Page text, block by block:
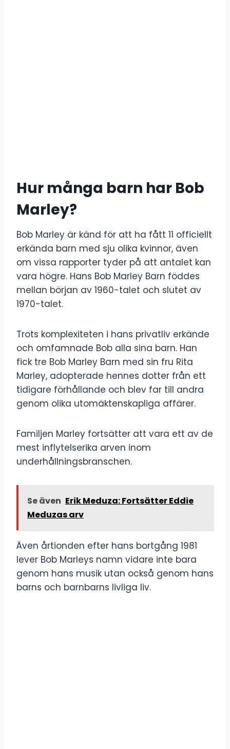
Hur många barn har Bob
Marley?
Bob Marley är känd för att ha fått 11 officiellt
erkända barn med sju olika kvinnor, även
om vissa rapporter tyder på att antalet kan
vara högre. Hans Bob Marley Barn föddes
mellan början av 1960-talet och slutet av
1970-talet.
Trots komplexiteten i hans privatliv erkände
och omfamnade Bob alla sina barn. Han
fick tre Bob Marley Barn med sin fru Rita
Marley, adopterade hennes dotter från ett
tidigare förhållande och blev far till andra
genom olika utomäktenskapliga affärer.
Familjen Marley fortsätter att vara ett av de
mest inflytelserika arven inom
underhållningsbranschen.
Se även Erik Meduza: Fortsätter Eddie
Meduzas arv
Även årtionden efter hans bortgång 1981
lever Bob Marleys namn vidare inte bara
genom hans musik utan också genom hans
barns och barnbarns livliga liv.